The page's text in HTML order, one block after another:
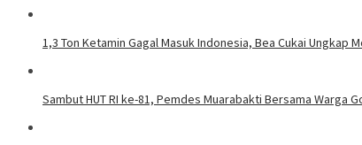
1,3 Ton Ketamin Gagal Masuk Indonesia, Bea Cukai Ungkap
Sambut HUT RI ke-81, Pemdes Muarabakti Bersama Warga